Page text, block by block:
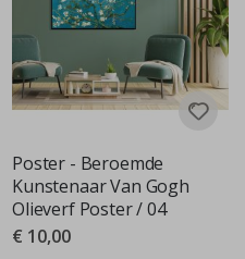
Poster - Beroemde
Kunstenaar Van Gogh
Olieverf Poster / 04
€ 10,00